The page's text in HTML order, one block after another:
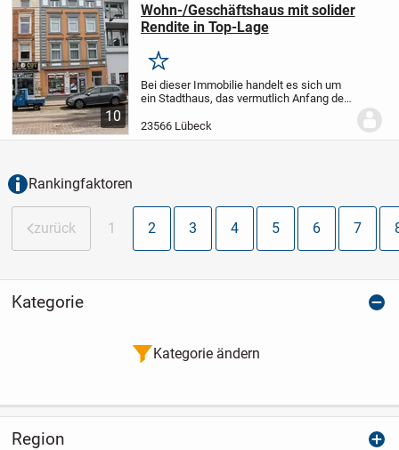
10
Wohn-/Geschäftshaus mit solider
Rendite in Top-Lage
Merken
Bei dieser Immobilie handelt es sich um
ein Stadthaus, das vermutlich Anfang des
Immobilie steht auf Eigenland in zentraler
Lage von Lübeck St. Lorenz-Süd.Im...
23566 Lübeck
Rankingfaktoren
zurück 1 2 3 4 5 6 7
Kategorie
Kategorie ändern
Region